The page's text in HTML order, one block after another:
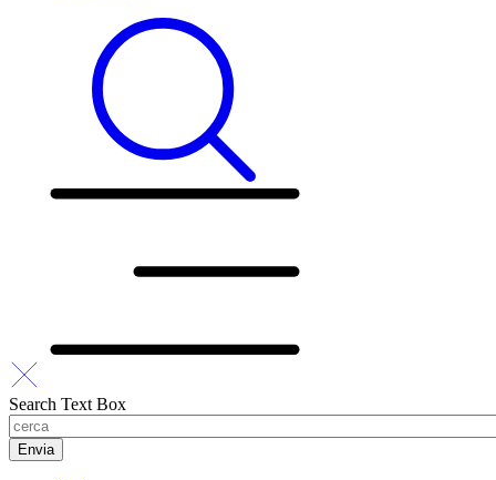
Search Text Box